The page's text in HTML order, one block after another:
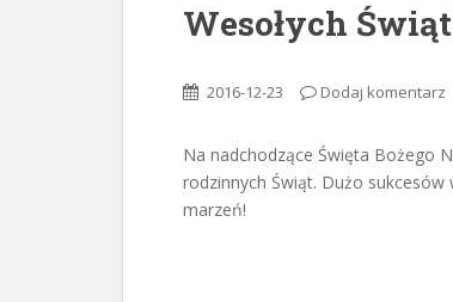
Wesołych
2016-12-23 Dodaj komentarz
Na nadchodzące Święta Bożego
rodzinnych Świąt. Dużo
marzeń!